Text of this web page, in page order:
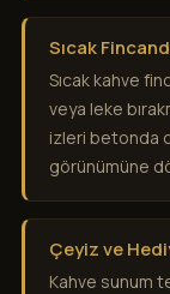
Sıcak
Sıcak kahve
veya leke
izleri betonda
görünümüne
Çeyiz ve
Kahve sunum